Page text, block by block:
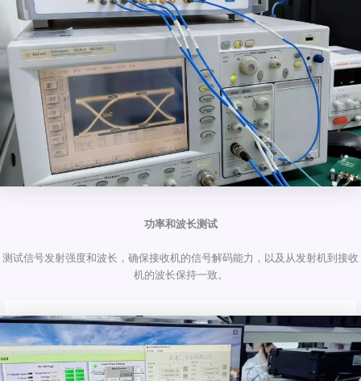
功率和波长测试
测试信号发射强度和波长，确保接收机的信号解码能力，以及从发射机到接收
机的波长保持一致。